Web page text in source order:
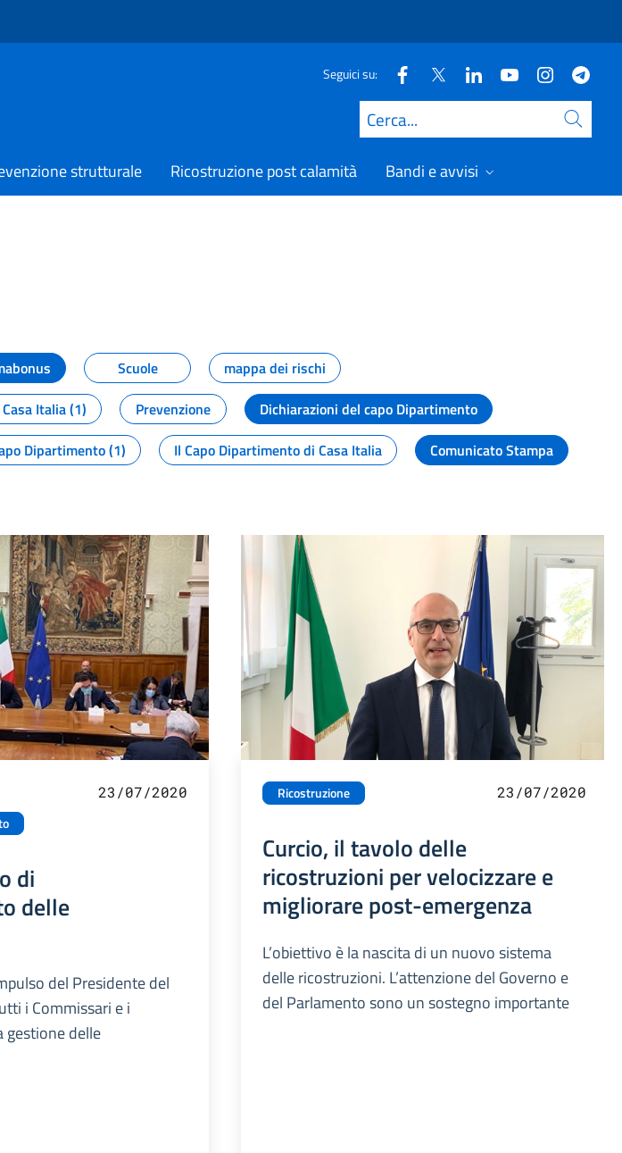
Seguici su:
Cerca
strutturale Ricostruzione post calamità Bandi e avvisi
Scuole
mappa dei rischi
Italia (1) Prevenzione
Dichiarazioni del capo Dipartimento
Dipartimento (1) Il Capo Dipartimento di Casa Italia
Comunicato Stampa
23/07/2020
di
delle
del Presidente del
i Commissari e i
gestione delle
Ricostruzione 23/07/2020
Curcio, il tavolo delle
ricostruzioni per velocizzare e
migliorare post-emergenza
L’obiettivo è la nascita di un nuovo sistema
delle ricostruzioni. L’attenzione del Governo e
del Parlamento sono un sostegno importante